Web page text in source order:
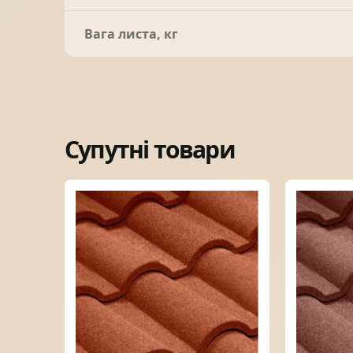
Вага листа, кг
Супутні товари